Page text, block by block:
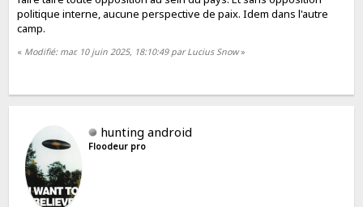
politique interne, aucune perspective de paix. Idem dans l'autre
camp.
« Modifié: mar. 10 juin 2025, 18:10:49 par Lucius Snow»
hunting android
Floodeur pro